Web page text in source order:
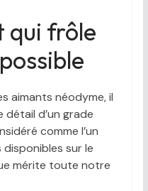
qui frôle
aimants néodyme, il
détail d’un grade
comme l’un
sur le
mérite toute notre